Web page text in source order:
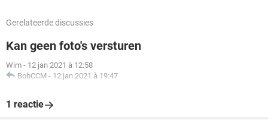
Gerelateerde discussies
Kan geen foto's versturen
Wim - 12 jan 2021 à 12:58
BobCCM - 12 jan 2021 à 19:47
1 reactie